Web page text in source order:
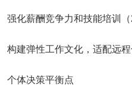
强化薪酬竞争力和技能培训
构建弹性工作文化，适配远程
个体决策平衡点‌